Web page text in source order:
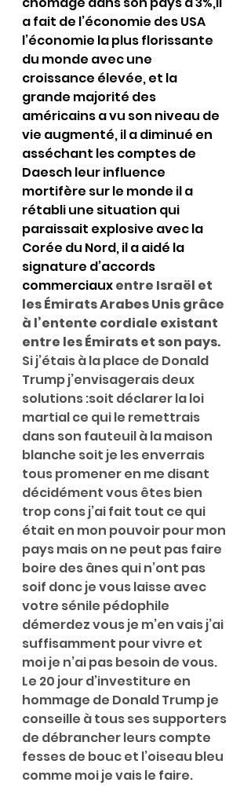
a fait de l’économie des USA
l’économie la plus florissante
du monde avec une
croissance élevée, et la
grande majorité des
américains a vu son niveau de
vie augmenté, il a diminué en
asséchant les comptes de
Daesch leur influence
mortifère sur le monde il a
rétabli une situation qui
paraissait explosive avec la
Corée du Nord, il a aidé la
signature d’accords
commerciaux entre Israël et
les Émirats Arabes Unis grâce
à l’entente cordiale existant
entre les Émirats et son pays.
Si j’étais à la place de Donald
Trump j’envisagerais deux
solutions :soit déclarer la loi
martial ce qui le remettrais
dans son fauteuil à la maison
blanche soit je les enverrais
tous promener en me disant
décidément vous êtes bien
trop cons j’ai fait tout ce qui
était en mon pouvoir pour mon
pays mais on ne peut pas faire
boire des ânes qui n’ont pas
soif donc je vous laisse avec
votre sénile pédophile
démerdez vous je m’en vais j’ai
suffisamment pour vivre et
moi je n’ai pas besoin de vous.
Le 20 jour d’investiture en
hommage de Donald Trump je
conseille à tous ses supporters
de débrancher leurs compte
fesses de bouc et l’oiseau bleu
comme moi je vais le faire.